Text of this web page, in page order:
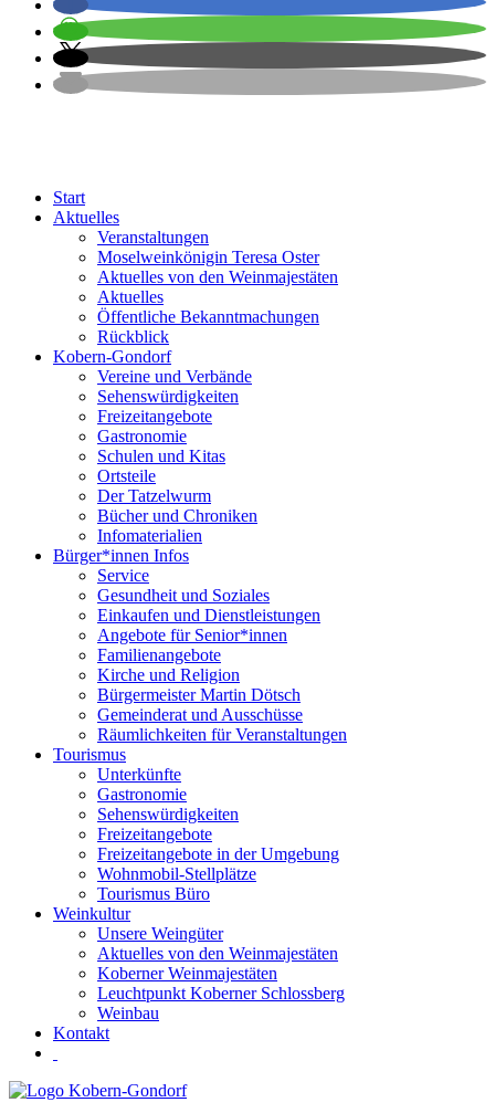
Start
Aktuelles
Veranstaltungen
Moselweinkönigin Teresa Oster
Aktuelles von den Weinmajestäten
Aktuelles
Öffentliche Bekanntmachungen
Rückblick
Kobern-Gondorf
Vereine und Verbände
Sehenswürdigkeiten
Freizeitangebote
Gastronomie
Schulen und Kitas
Ortsteile
Der Tatzelwurm
Bücher und Chroniken
Infomaterialien
Bürger*innen Infos
Service
Gesundheit und Soziales
Einkaufen und Dienstleistungen
Angebote für Senior*innen
Familienangebote
Kirche und Religion
Bürgermeister Martin Dötsch
Gemeinderat und Ausschüsse
Räumlichkeiten für Veranstaltungen
Tourismus
Unterkünfte
Gastronomie
Sehenswürdigkeiten
Freizeitangebote
Freizeitangebote in der Umgebung
Wohnmobil-Stellplätze
Tourismus Büro
Weinkultur
Unsere Weingüter
Aktuelles von den Weinmajestäten
Koberner Weinmajestäten
Leuchtpunkt Koberner Schlossberg
Weinbau
Kontakt